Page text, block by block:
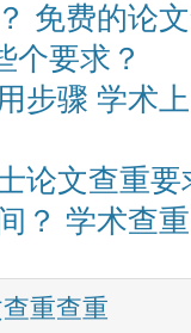
免费的论
个要求？
步骤 学术
论文查重
？ 学术查
重查重